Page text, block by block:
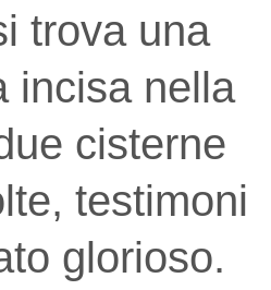
trova una
incisa nella
cisterne
testimoni
glorioso.